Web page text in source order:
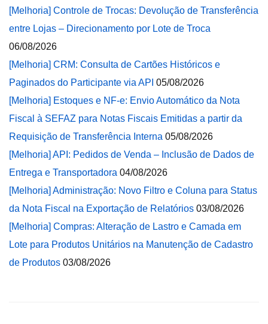
[Melhoria] Controle de Trocas: Devolução de Transferência
entre Lojas – Direcionamento por Lote de Troca
06/08/2026
[Melhoria] CRM: Consulta de Cartões Históricos e
Paginados do Participante via API 05/08/2026
[Melhoria] Estoques e NF-e: Envio Automático da Nota
Fiscal à SEFAZ para Notas Fiscais Emitidas a partir da
Requisição de Transferência Interna 05/08/2026
[Melhoria] API: Pedidos de Venda – Inclusão de Dados de
Entrega e Transportadora 04/08/2026
[Melhoria] Administração: Novo Filtro e Coluna para Status
da Nota Fiscal na Exportação de Relatórios 03/08/2026
[Melhoria] Compras: Alteração de Lastro e Camada em
Lote para Produtos Unitários na Manutenção de Cadastro
de Produtos 03/08/2026